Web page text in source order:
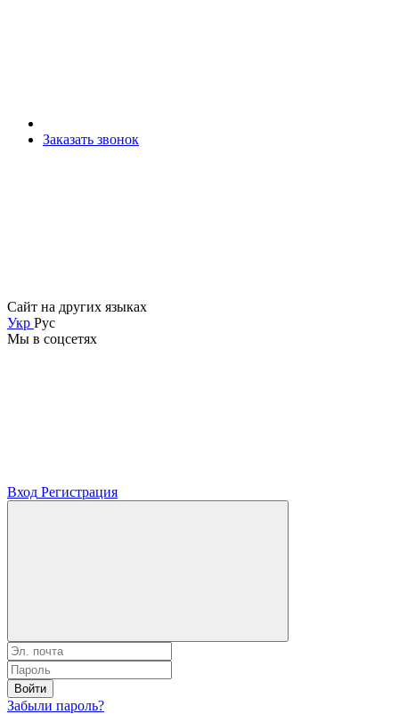
Заказать звонок
Сайт на других языках
Укр Рус
Мы в соцсетях
Вход Регистрация
Войти
Забыли пароль?